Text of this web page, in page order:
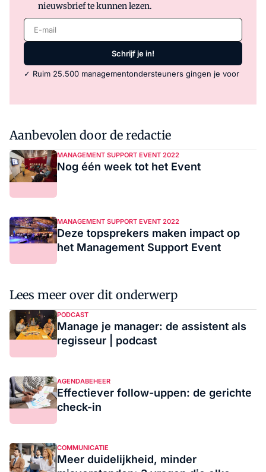
nieuwsbrief te kunnen lezen.
E-mail
Schrijf je in!
✓ Ruim 25.500 managementondersteuners gingen je voor
Aanbevolen door de redactie
MANAGEMENT SUPPORT EVENT 2022
Nog één week tot het Event
MANAGEMENT SUPPORT EVENT 2022
Deze topsprekers maken impact op
het Management Support Event
Lees meer over dit onderwerp
PODCAST
Manage je manager: de assistent als
regisseur | podcast
AGENDABEHEER
Effectiever follow-uppen: de gerichte
check-in
COMMUNICATIE
Meer duidelijkheid, minder